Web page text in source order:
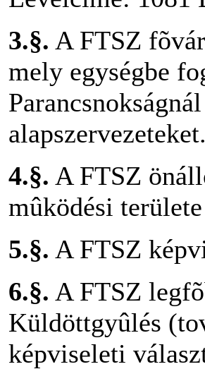
3.§. A FTSZ
mely egységbe
alapszervezeteket.
4.§. A FTSZ
mûködési
5.§. A FTSZ
6.§. A FTSZ
Küldöttgyûlés
képviseleti